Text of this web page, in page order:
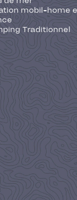
mobil-home
Traditionnel